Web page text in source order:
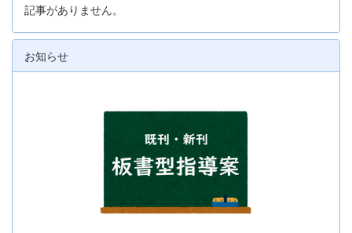
記事がありません。
お知らせ